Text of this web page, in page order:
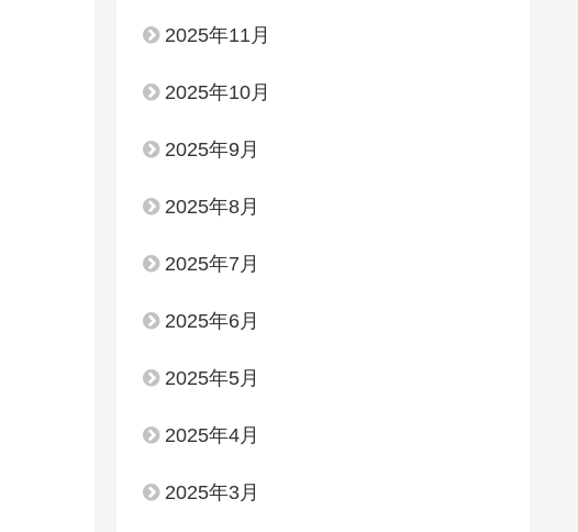
2025年11月
2025年10月
2025年9月
2025年8月
2025年7月
2025年6月
2025年5月
2025年4月
2025年3月